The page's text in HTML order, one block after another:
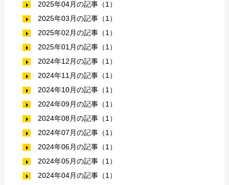
2025年04月の記事（1）
2025年03月の記事（1）
2025年02月の記事（1）
2025年01月の記事（1）
2024年12月の記事（1）
2024年11月の記事（1）
2024年10月の記事（1）
2024年09月の記事（1）
2024年08月の記事（1）
2024年07月の記事（1）
2024年06月の記事（1）
2024年05月の記事（1）
2024年04月の記事（1）